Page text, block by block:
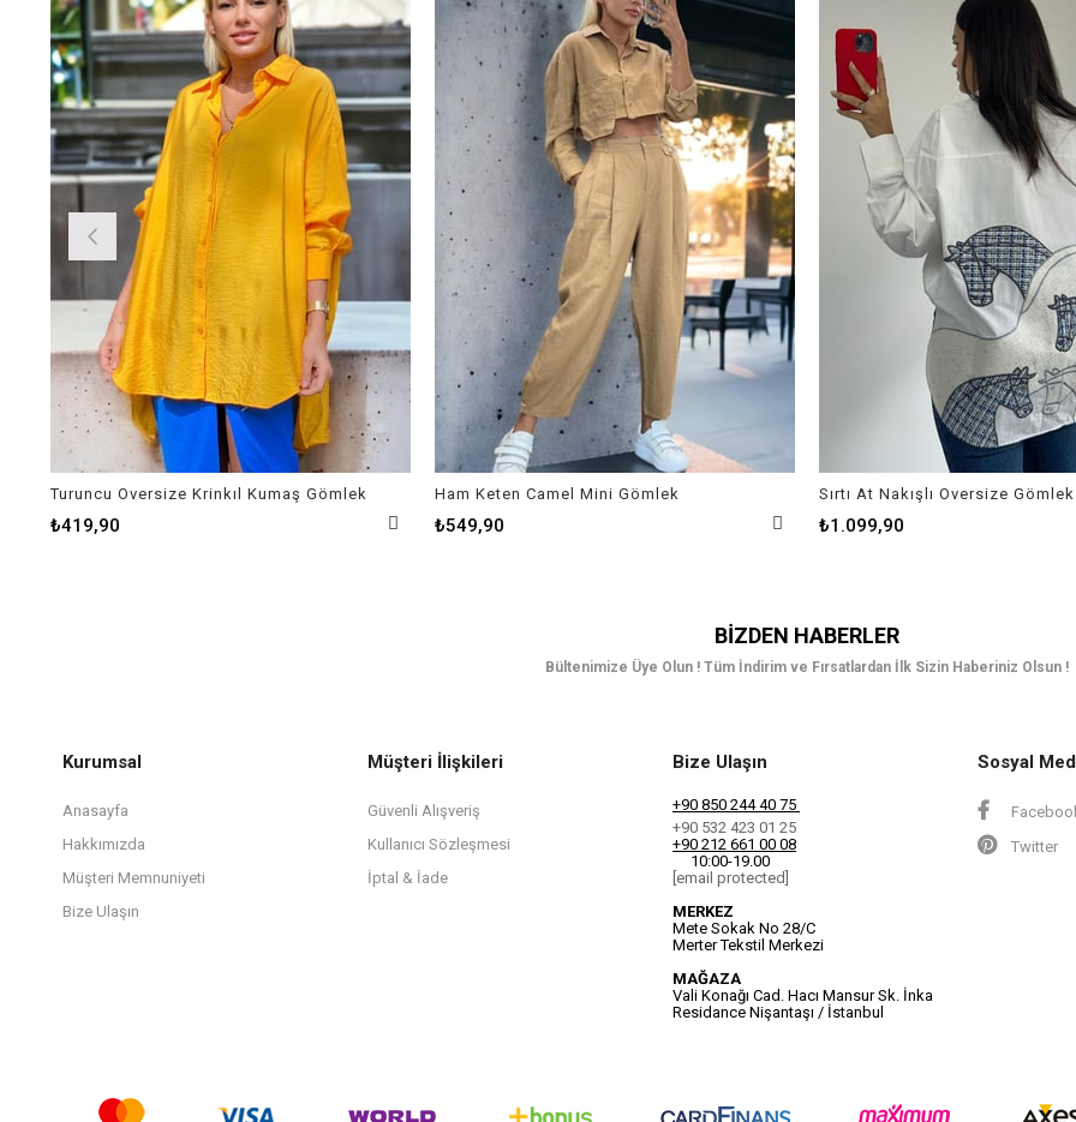
Turuncu Oversize Krinkıl Kumaş Gömlek
₺419,90
Ham Keten Camel Mini Gömlek
₺549,90
Sırtı At Nakışlı Oversize Gömlek
₺1.099,90
BIZDEN HABERLER
Bültenimize Üye Olun ! Tüm İndirim ve Fırsatlardan İlk Sizin Haberiniz Olsun !
Kurumsal
Anasayfa
Hakkımızda
Müşteri Memnuniyeti
Bize Ulaşın
Müşteri İlişkileri
Güvenli Alışveriş
Kullanıcı Sözleşmesi
İptal & İade
Bize Ulaşın
+90 850 244 40 75
+90 532 423 01 25
+90 212 661 00 08
10:00-19.00
[email protected]
MERKEZ
Mete Sokak No 28/C
Merter Tekstil Merkezi
MAĞAZA
Vali Konağı Cad. Hacı Mansur Sk. İnka
Residance Nişantaşı / İstanbul
Sosyal
Twitter